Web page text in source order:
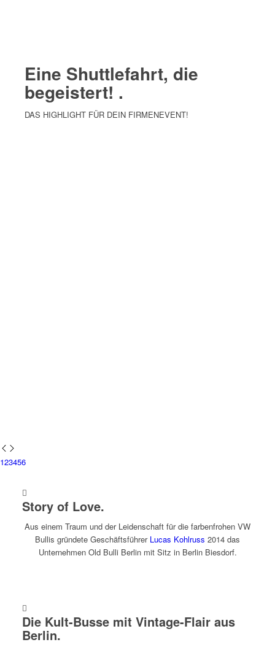
Eine Shuttlefahrt, die
begeistert! .
DAS HIGHLIGHT FÜR DEIN FIRMENEVENT!
123456
Story of Love.
Aus einem Traum und der Leidenschaft für die farbenfrohen VW
Bullis gründete Geschäftsführer Lucas Kohlruss 2014 das
Unternehmen Old Bulli Berlin mit Sitz in Berlin Biesdorf.
Die Kult-Busse mit Vintage-Flair aus
Berlin.